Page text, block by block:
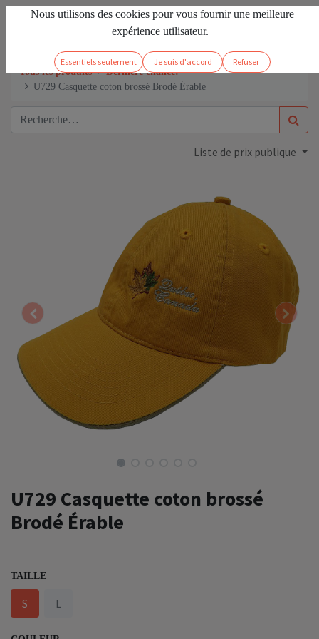
Se connecter FR
Tous les produits
Dernière chance!
U729 Casquette coton brossé Brodé Érable
Liste de prix publique
U729 Casquette coton brossé
Brodé Érable
TAILLE
S L
Nous utilisons des cookies pour vous fournir une meilleure
expérience utilisateur.
Essentiels seulement Je suis d'accord Refuser